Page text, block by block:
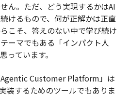
ん。ただ、どう実現するかはAI
けるもので、何が正解かは正直
こそ、答えのない中で学び続け
ーマでもある「インパクト人
っています。
Customer Platform」は
装するためのツールでもありま